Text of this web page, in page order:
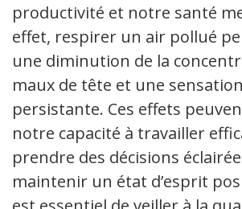
productivité et notre santé
effet, respirer un air pollué
une diminution de la
maux de tête et une
persistante. Ces effets
notre capacité à travailler
prendre des décisions
maintenir un état d’esprit